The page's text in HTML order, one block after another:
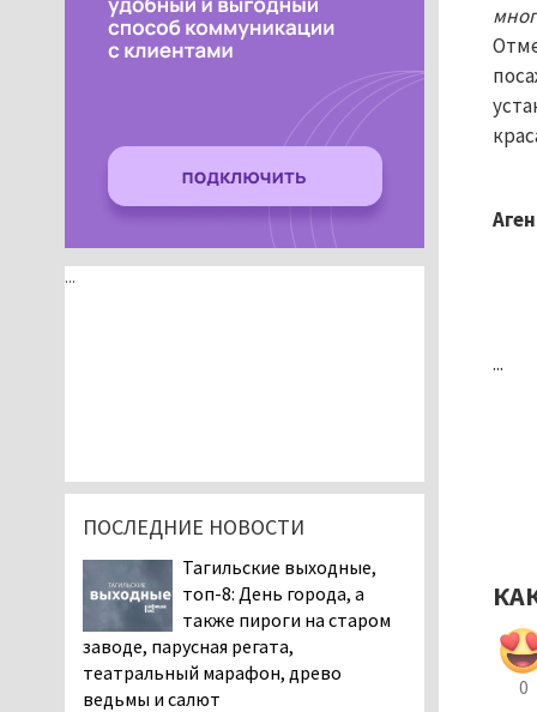
...
0
...
ПОСЛЕДНИЕ НОВОСТИ
Тагильские выходные,
топ-8: День города, а
также пироги на старом
заводе, парусная регата,
театральный марафон, древо
ведьмы и салют